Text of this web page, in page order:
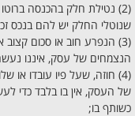
(2) נטילת חלק בהכנסה
שנוטלי החלק יש להם בנכס
(3) הנפרע חוב או סכום קצוב
הנצמחים של עסק, איננו
(4) חוזה, שעל פיו עובדו או
של העסק, אין בו בלבד כדי
כשותף בו;